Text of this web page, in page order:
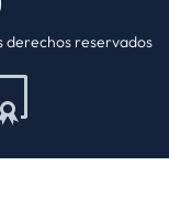
derechos reservados